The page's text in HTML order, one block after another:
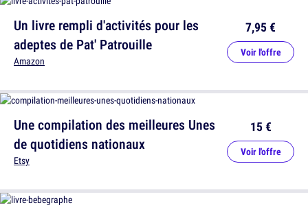
Une compilation des meilleures Unes
de quotidiens nationaux
Etsy
15 €
Voir l'offre
Un livre rempli d'activités pour les
adeptes de Pat' Patrouille
Amazon
7,95 €
Voir l'offre